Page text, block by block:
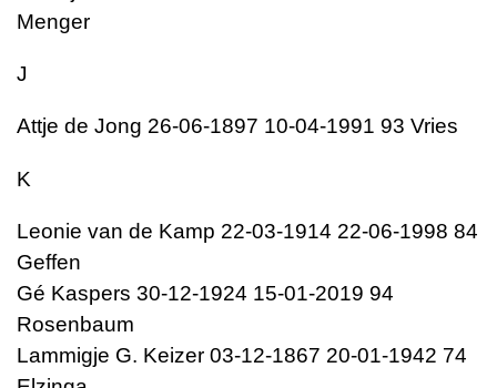
Menger
J
Attje de Jong 26-06-1897 10-04-1991 93 Vries
K
Leonie van de Kamp 22-03-1914 22-06-1998 84
Geffen
Gé Kaspers 30-12-1924 15-01-2019 94
Rosenbaum
Lammigje G. Keizer 03-12-1867 20-01-1942 74